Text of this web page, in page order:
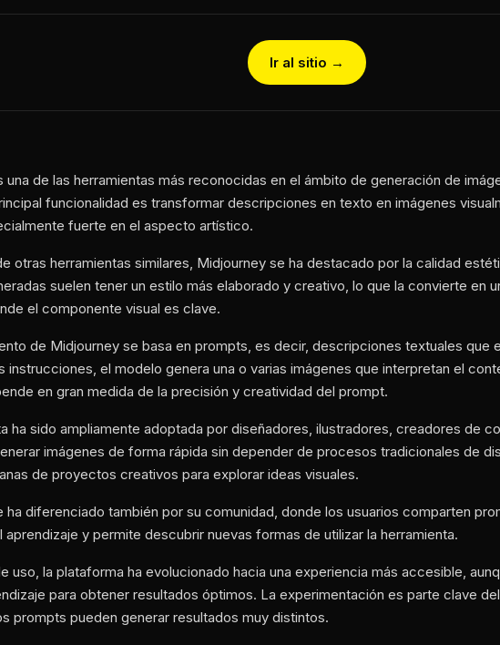
Ir al sitio →
una de las herramientas más reconocidas en el ámbito de generación de
funcionalidad es transformar descripciones en texto en imágenes
fuerte en el aspecto artístico.
otras herramientas similares, Midjourney se ha destacado por la calidad
suelen tener un estilo más elaborado y creativo, lo que la convierte en
el componente visual es clave.
de Midjourney se basa en prompts, es decir, descripciones textuales que
instrucciones, el modelo genera una o varias imágenes que interpretan el
en gran medida de la precisión y creatividad del prompt.
ha sido ampliamente adoptada por diseñadores, ilustradores, creadores de
imágenes de forma rápida sin depender de procesos tradicionales de
de proyectos creativos para explorar ideas visuales.
ha diferenciado también por su comunidad, donde los usuarios comparten
aprendizaje y permite descubrir nuevas formas de utilizar la herramienta.
uso, la plataforma ha evolucionado hacia una experiencia más accesible,
para obtener resultados óptimos. La experimentación es parte clave
prompts pueden generar resultados muy distintos.